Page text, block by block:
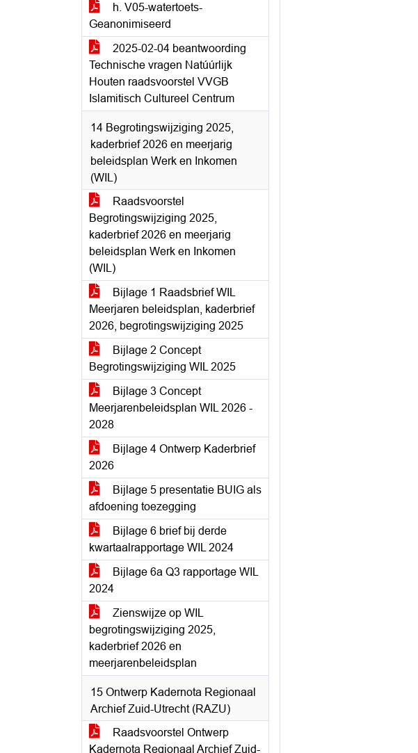
h. V05-watertoets-
Geanonimiseerd
2025-02-04 beantwoording
Technische vragen Natúúrlijk
Houten raadsvoorstel VVGB
Islamitisch Cultureel Centrum
14 Begrotingswijziging 2025,
kaderbrief 2026 en meerjarig
beleidsplan Werk en Inkomen
(WIL)
Raadsvoorstel
Begrotingswijziging 2025,
kaderbrief 2026 en meerjarig
beleidsplan Werk en Inkomen
(WIL)
Bijlage 1 Raadsbrief WIL
Meerjaren beleidsplan, kaderbrief
2026, begrotingswijziging 2025
Bijlage 2 Concept
Begrotingswijziging WIL 2025
Bijlage 3 Concept
Meerjarenbeleidsplan WIL 2026 -
2028
Bijlage 4 Ontwerp Kaderbrief
2026
Bijlage 5 presentatie BUIG als
afdoening toezegging
Bijlage 6 brief bij derde
kwartaalrapportage WIL 2024
Bijlage 6a Q3 rapportage WIL
2024
Zienswijze op WIL
begrotingswijziging 2025,
kaderbrief 2026 en
meerjarenbeleidsplan
15 Ontwerp Kadernota Regionaal
Archief Zuid-Utrecht (RAZU)
Raadsvoorstel Ontwerp
Kadernota Regionaal Archief Zuid-